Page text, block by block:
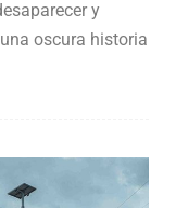
y
oscura historia